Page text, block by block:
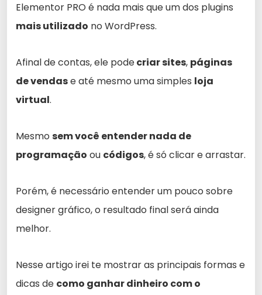
Elementor PRO é nada mais que um dos plugins
mais utilizado no WordPress.
Afinal de contas, ele podecriar sites, páginas
de vendase até mesmo uma simples loja
virtual.
Mesmo sem você entender nada de
programação ou códigos, é só clicar e arrastar.
Porém, é necessário entender um pouco sobre
designer gráfico, o resultado final será ainda
melhor.
Nesse artigo irei te mostrar as principais formas e
dicas de como ganhar dinheiro com o